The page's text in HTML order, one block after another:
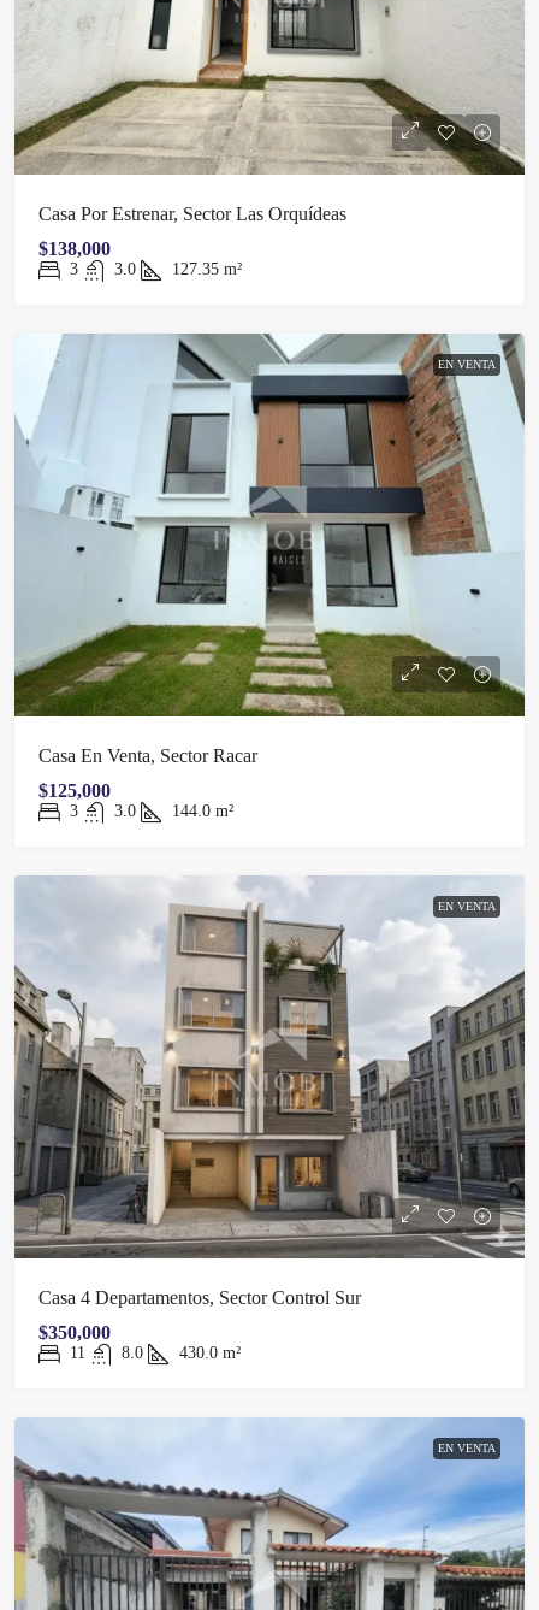
Casa Por Estrenar, Sector Las Orquídeas
$138,000
3 3.0 127.35 m²
EN VENTA
Casa En Venta, Sector Racar
$125,000
3 3.0 144.0 m²
EN VENTA
Casa 4 Departamentos, Sector Control Sur
$350,000
11 8.0 430.0 m²
EN VENTA